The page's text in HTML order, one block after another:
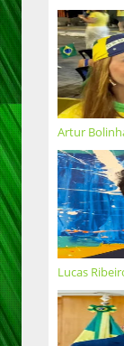
Artur
Lucas